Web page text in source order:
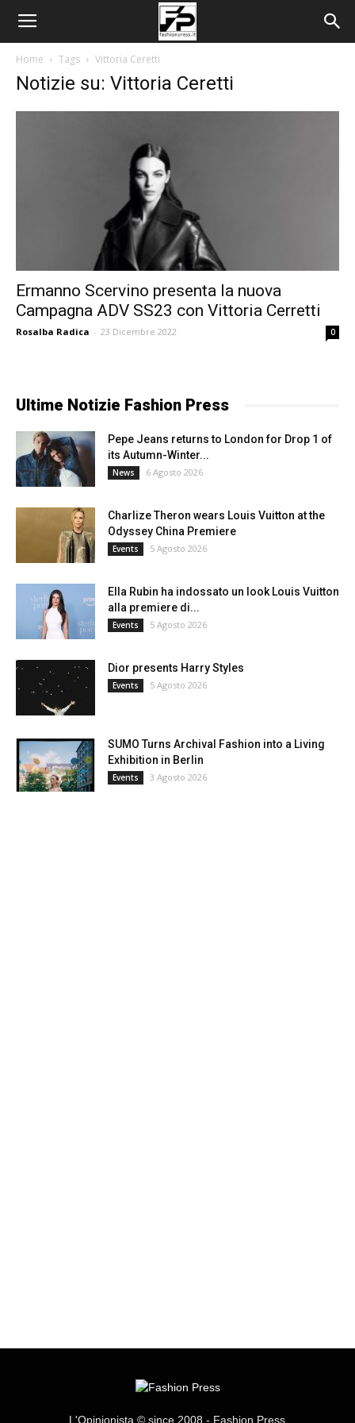
Home Tags Vittoria Ceretti
Notizie su: Vittoria Ceretti
Ermanno Scervino presenta la nuova
Campagna ADV SS23 con Vittoria Cerretti
Rosalba Radica - 23 Dicembre 2022 0
Ultime Notizie Fashion Press
Pepe Jeans returns to London for Drop 1 of
its Autumn-Winter...
News 6 Agosto 2026
Charlize Theron wears Louis Vuitton at the
Odyssey China Premiere
Events 5 Agosto 2026
Ella Rubin ha indossato un look Louis Vuitton
alla premiere di...
Events 5 Agosto 2026
Dior presents Harry Styles
Events 5 Agosto 2026
SUMO Turns Archival Fashion into a Living
Exhibition in Berlin
Events 3 Agosto 2026
L'Opinionista © since 2008 - Fashion Press